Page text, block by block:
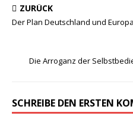
ZURÜCK
Der Plan Deutschland und
Die Arroganz der
SCHREIBE DEN ERSTEN